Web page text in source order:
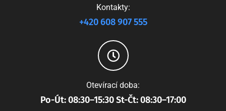
Kontakty:
+420 608 907 555
Otevírací doba:
Po-Út: 08:30–15:30 St-Čt: 08:30–17:00